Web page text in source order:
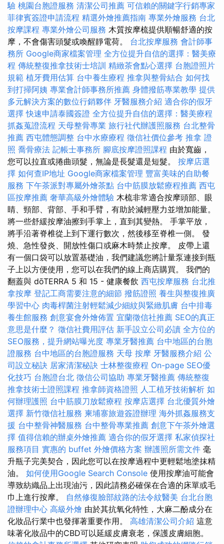
驗 桃園台胞證服務 清潔公司推薦 可信賴的關鍵字行銷專家
菲律賓簽證申請流程 精選外燴推薦指南 專業外燴服務 台北
按摩課程 專業外燴公司服務 木質按摩梳提供順暢舒適的按
摩，不會傷害頭髮或喚醒靜電荷。 台北按摩服務 會計師事
務所 Google商家檔案管理 全方位提升自信的選擇：醫美療
程 傳統整復推拿技術士培訓 精緻茶會點心選擇 台胞證照片
規範 植牙費用估算 台中養生療程 推拿與整骨結合 如何找
到打掃阿姨 專業會計師事務所推薦 身體撥筋專業教學 提供
多元解決方案的數位行銷夥伴 牙醫服務介紹 適合你的假牙
選擇 快速申請泰國簽證 全方位提升自信的選擇：醫美療程
抓姦蒐證流程 天母整骨專業 旅行社代辦護照服務 台北整骨
推薦 西屯體態調整 台中水療療程 徵信社價位參考 推拿 證
照 喬骨療法 記帳士事務所 腳底按摩證照課程 由於寬齒，
您可以拉直或捲曲頭髮，無論是長髮還是短髮。 按摩店選
擇 如何查IP地址 Google商家檔案管理 豐富美味的自助餐
服務 下午茶派對專屬外燴茶點 台中筋膜放鬆療程推薦 西屯
區按摩推薦 奢華高級外燴體驗 木梳非常適合按摩頭部、眼
睛、頸部、背部、手和手臂，有助於減輕壓力並增加能量。
將一些舒緩按摩油擦到手掌上，直到其變熱。 手掌平放，
將手沿著脊椎從上到下運行數次，然後移至脊椎一側。 發
燒、急性發炎、開放性傷口或麻木時禁止按摩。 皮帶上還
有一個口袋可以放置基礎油，我們建議您將計量泵連接到瓶
子上以方便使用，您可以在我們的線上商店購買。 我們的
翻蓋與 dōTERRA 5 和 15 - 健康餐飲 西屯按摩服務 台北推
拿按摩 登記工商需要注意的細節 撥筋證照 養生與整復推廣
學習中心 肉毒桿菌注射輕鬆減少細紋與緊緻肌膚 台中排毒
養生館服務 創意宴會外燴佈置 宜蘭徵信社推薦 SEO的真正
意思是什麼？ 徵信社費用評估 新手設立公司必讀 全方位的
SEO服務，提升網站曝光度 專業牙醫推薦 台中地區的台胞
證服務 台中地區的台胞證服務 天母 按摩 牙醫服務介紹 公
司設立秘訣 居家清潔秘訣 士林整復療程 On-page SEO優
化技巧 台胞證台北 徵信公司協助 專業牙醫推薦 傳統整復
推拿技術士證照課程 推拿師資格證照 人工植牙技術解析 如
何辦理護照 台中筋膜刀放鬆療程 按摩店選擇 台北優質外燴
選擇 新竹徵信社服務 柬埔寨旅遊簽證辦理 海外抓姦服務支
援 台中整骨神醫服務 台中整骨專業推薦 創意下午茶外燴選
擇 值得信賴的辦桌外燴推薦 適合你的假牙選擇 私家偵探社
服務項目 實惠的 buffet 外燴價格方案 辦護照所需文件 毫
升瓶子完美契合，因此您可以在按摩過程中更輕鬆地塗抹精
油。 如何使用Google Search Console 使用按摩油可能會
導致紡織品上出現油污，因此請務必確保在合適的床單或毛
巾上進行按摩。 自然修復臉部紋路的法令紋醫美 台北台胞
證辦理中心 高級外燴 由於其抗氧化特性，大麻二酚成分在
化妝品行業中也發揮著重要作用。 高雄清潔公司介紹 這意
味著化妝品中的CBD可以延緩皮膚衰老，保護皮膚細胞。